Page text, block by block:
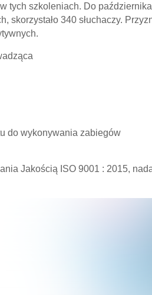
tych szkoleniach. Do października
skorzystało 340 słuchaczy.
do wykonywania zabiegów
Jakością ISO 9001 : 2015,